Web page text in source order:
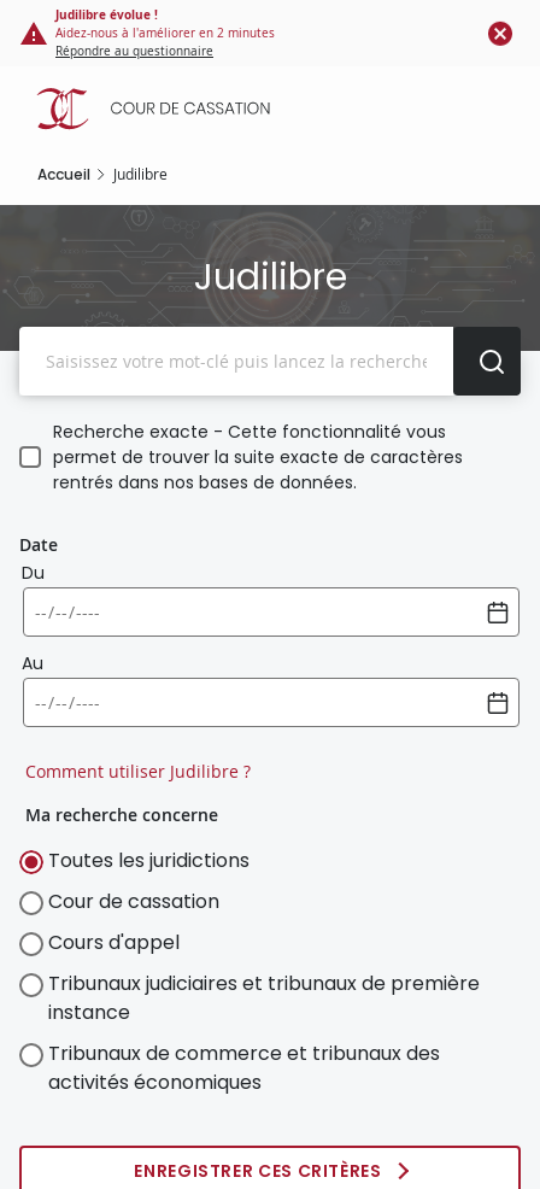
Panneau de gestion des cookies
contenu
principal
Judilibre évolue !
Aidez-nous à l'améliorer en 2 minutes
Répondre au questionnaire
Accueil Judilibre
Judilibre
Recherche exacte - Cette fonctionnalité vous
permet de trouver la suite exacte de caractères
rentrés dans nos bases de données.
Date
Du
Au
Comment utiliser Judilibre ?
Ma recherche concerne
Toutes les juridictions
Cour de cassation
Cours d'appel
Tribunaux judiciaires et tribunaux de première
instance
Tribunaux de commerce et tribunaux des
activités économiques
ENREGISTRER CES CRITÈRES